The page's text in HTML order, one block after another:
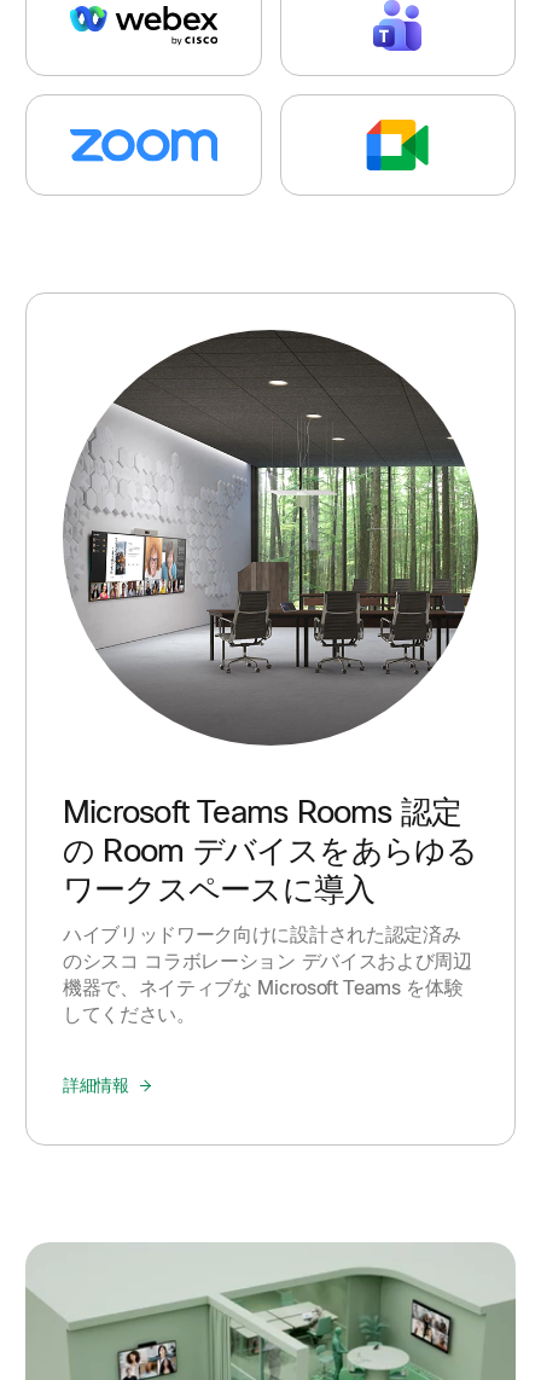
Microsoft Teams Rooms 認定
の Room デバイスをあらゆる
ワークスペースに導入
ハイブリッドワーク向けに設計された認定済み
のシスコ コラボレーション デバイスおよび周辺
機器で、ネイティブな Microsoft Teams を体験
してください。
詳細情報